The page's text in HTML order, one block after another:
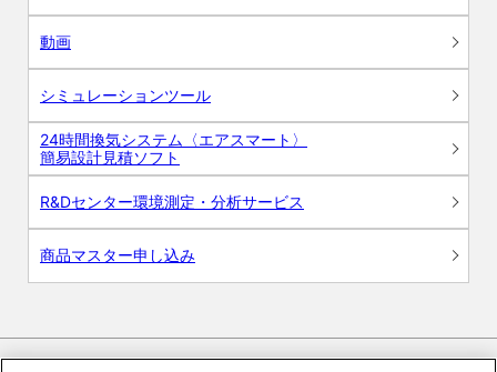
動画
シミュレーションツール
24時間換気システム〈エアスマート〉
簡易設計見積ソフト
R&Dセンター環境測定・分析サービス
商品マスター申し込み